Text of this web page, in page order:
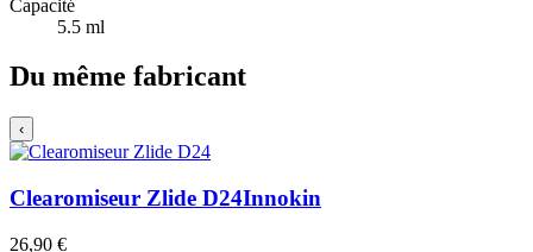
Capacité
5.5 ml
Du même fabricant
‹
Clearomiseur Zlide D24Innokin
26,90 €